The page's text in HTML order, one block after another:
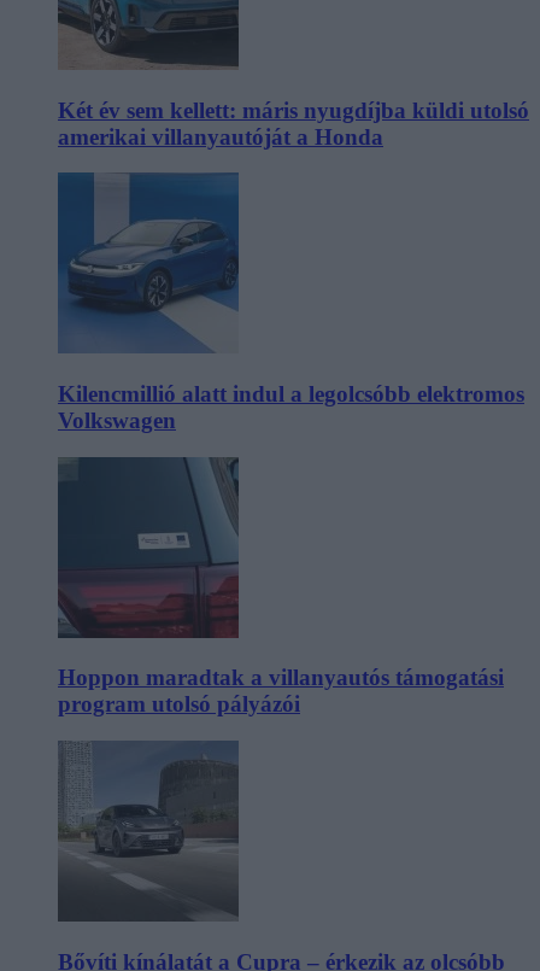
Két év sem kellett: máris nyugdíjba küldi utolsó
amerikai villanyautóját a Honda
Kilencmillió alatt indul a legolcsóbb elektromos
Volkswagen
Hoppon maradtak a villanyautós támogatási
program utolsó pályázói
Bővíti kínálatát a Cupra – érkezik az olcsóbb